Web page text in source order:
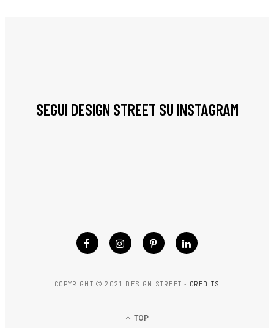
SEGUI DESIGN STREET SU INSTAGRAM
COPYRIGHT © 2021 DESIGN STREET - CREDITS
TOP